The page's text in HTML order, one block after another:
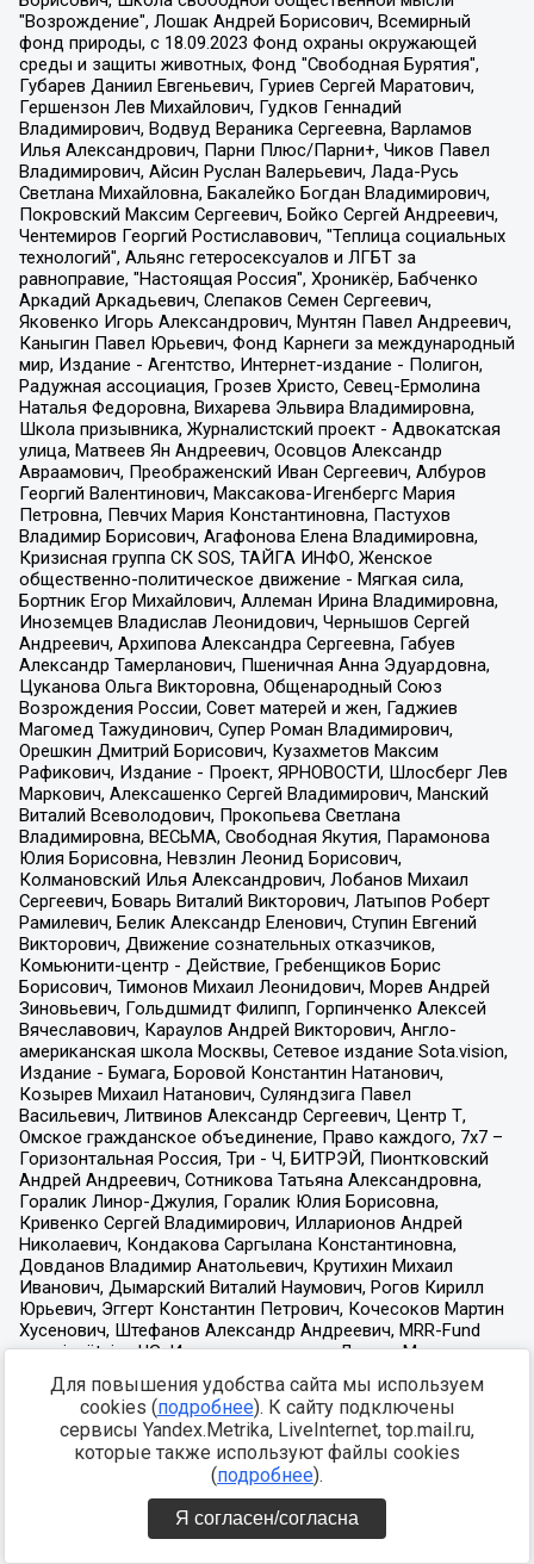
Для повышения удобства сайта мы используем
cookies (подробнее). К сайту подключены
сервисы Yandex.Metrika, LiveInternet, top.mail.ru,
которые также используют файлы cookies
(подробнее).
Я согласен/согласна